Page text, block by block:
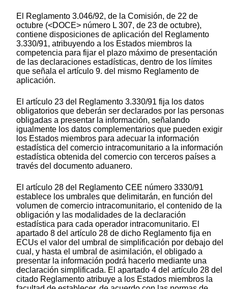
El Reglamento 3.046/92, de la Comisión, de 22 de
octubre (<DOCE> número L 307, de 23 de octubre),
contiene disposiciones de aplicación del Reglamento
3.330/91, atribuyendo a los Estados miembros la
competencia para fijar el plazo máximo de presentación
de las declaraciones estadísticas, dentro de los límites
que señala el artículo 9. del mismo Reglamento de
aplicación.
El artículo 23 del Reglamento 3.330/91 fija los datos
obligatorios que deberán ser declarados por las personas
obligadas a presentar la información, señalando
igualmente los datos complementarios que pueden exigir
los Estados miembros para adecuar la información
estadística del comercio intracomunitario a la información
estadística obtenida del comercio con terceros países a
través del documento aduanero.
El artículo 28 del Reglamento CEE número 3330/91
establece los umbrales que delimitarán, en función del
volumen de comercio intracomunitario, el contenido de la
obligación y las modalidades de la declaración
estadística para cada operador intracomunitario. El
apartado 8 del artículo 28 de dicho Reglamento fija en
ECUs el valor del umbral de simplificación por debajo del
cual, y hasta el umbral de asimilación, el obligado a
presentar la información podrá hacerlo mediante una
declaración simplificada. El apartado 4 del artículo 28 del
citado Reglamento atribuye a los Estados miembros la